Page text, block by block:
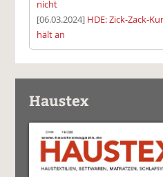
nicht
[06.03.2024] HDE: Zick-Zack-
hält an
Haustex